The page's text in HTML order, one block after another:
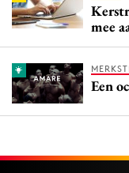
mee
Een